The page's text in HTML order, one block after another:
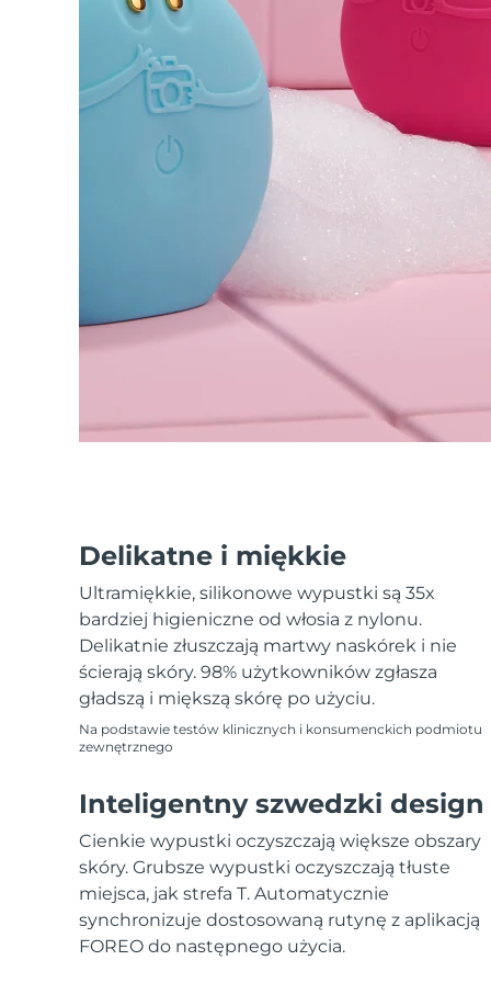
Delikatne i miękkie
Ultramiękkie, silikonowe wypustki są 35x
bardziej higieniczne od włosia z nylonu.
Delikatnie złuszczają martwy naskórek i nie
ścierają skóry. 98% użytkowników zgłasza
gładszą i miększą skórę po użyciu.
Na podstawie testów klinicznych i konsumenckich podmiotu
zewnętrznego
Inteligentny szwedzki design
Cienkie wypustki oczyszczają większe obszary
skóry. Grubsze wypustki oczyszczają tłuste
miejsca, jak strefa T. Automatycznie
synchronizuje dostosowaną rutynę z aplikacją
FOREO do następnego użycia.